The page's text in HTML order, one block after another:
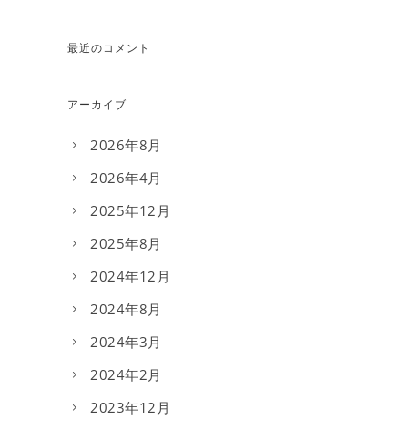
最近のコメント
アーカイブ
2026年8月
2026年4月
2025年12月
2025年8月
2024年12月
2024年8月
2024年3月
2024年2月
2023年12月